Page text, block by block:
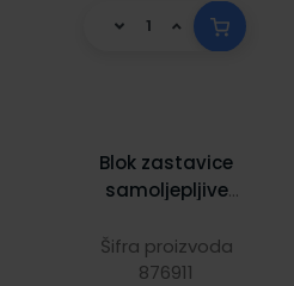
Blok zastavice
samoljepljive
zastavica, 4
neonske boje,
Šifra proizvoda
876911